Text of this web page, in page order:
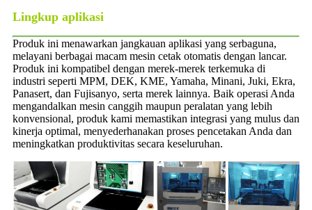
Lingkup aplikasi
Produk ini menawarkan jangkauan aplikasi yang serbaguna,
melayani berbagai macam mesin cetak otomatis dengan lancar.
Produk ini kompatibel dengan merek-merek terkemuka di
industri seperti MPM, DEK, KME, Yamaha, Minani, Juki, Ekra,
Panasert, dan Fujisanyo, serta merek lainnya. Baik operasi Anda
mengandalkan mesin canggih maupun peralatan yang lebih
konvensional, produk kami memastikan integrasi yang mulus dan
kinerja optimal, menyederhanakan proses pencetakan Anda dan
meningkatkan produktivitas secara keseluruhan.